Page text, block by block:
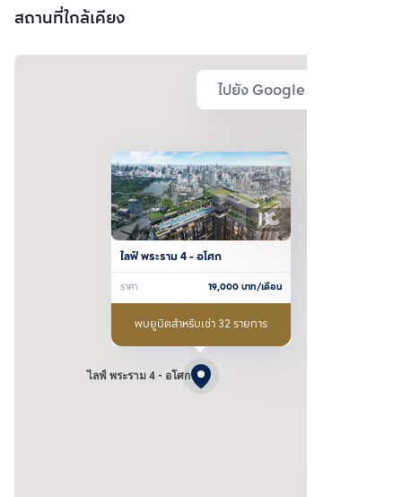
สถานที่ใกล้เคียง
ไปยัง Google Map
ไลฟ์ พระราม 4 - อโศก
ไลฟ์ พระราม 4 - อโศก
ราคา 19,000บาท/เดือน
พบยูนิตสำหรับเช่า 32 รายการ